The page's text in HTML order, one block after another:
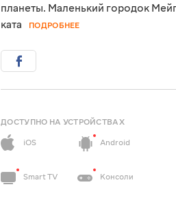
планеты. Маленький городок
ката
ПОДРОБНЕЕ
ДОСТУПНО НА УСТРОЙСТВАХ
iOS
Android
Smart TV Консоли